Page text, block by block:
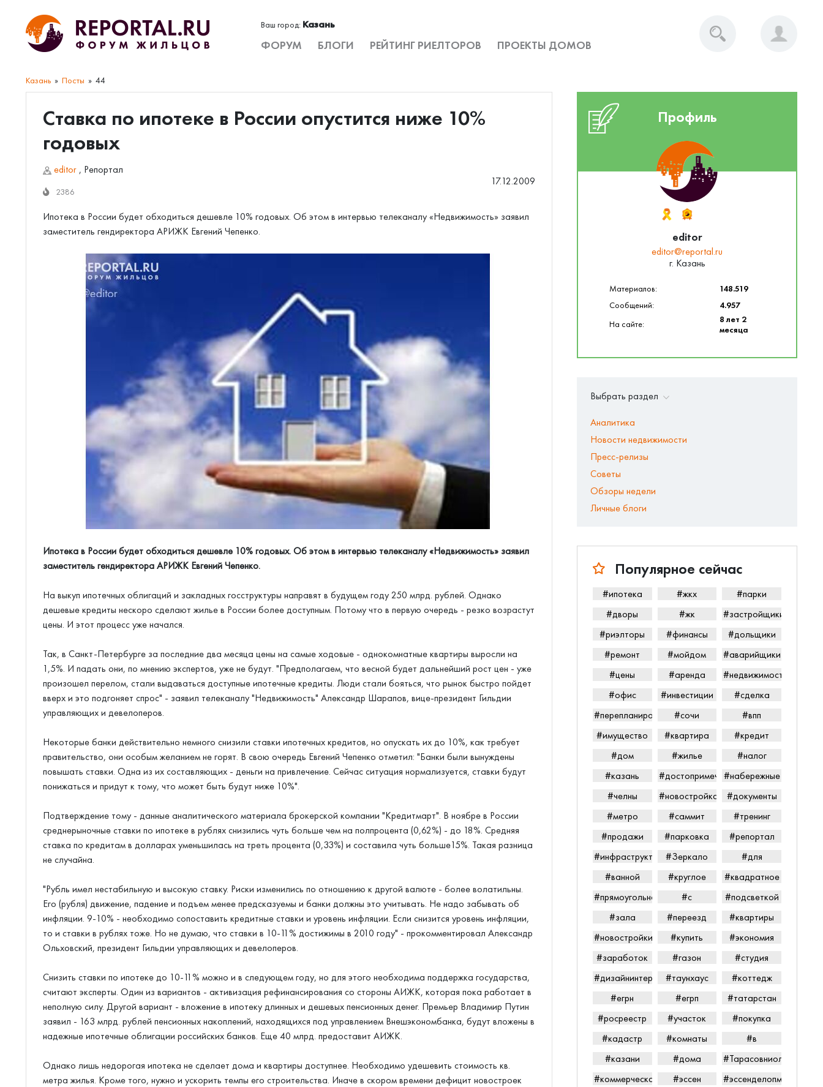
Ваш город: Казань
ФОРУМ БЛОГИ РЕЙТИНГ РИЕЛТОРОВ ПРОЕКТЫ ДОМОВ
Казань Посты 44
Ставка по ипотеке в России опустится ниже 10%
годовых
editor , Репортал
17.12.2009
2386
Ипотека в России будет обходиться дешевле 10% годовых. Об этом в интервью телеканалу «Недвижимость» заявил
заместитель гендиректора АРИЖК Евгений Чепенко.
Ипотека в России будет обходиться дешевле 10% годовых. Об этом в интервью телеканалу «Недвижимость» заявил
заместитель гендиректора АРИЖК Евгений Чепенко.
На выкуп ипотечных облигаций и закладных госструктуры направят в будущем году 250 млрд. рублей. Однако
дешевые кредиты нескоро сделают жилье в России более доступным. Потому что в первую очередь - резко возрастут
цены. И этот процесс уже начался.
Так, в Санкт-Петербурге за последние два месяца цены на самые ходовые - однокомнатные квартиры выросли на
1,5%. И падать они, по мнению экспертов, уже не будут. "Предполагаем, что весной будет дальнейший рост цен - уже
произошел перелом, стали выдаваться доступные ипотечные кредиты. Люди стали бояться, что рынок быстро пойдет
вверх и это подгоняет спрос" - заявил телеканалу "Недвижимость" Александр Шарапов, вице-президент Гильдии
управляющих и девелоперов.
Некоторые банки действительно немного снизили ставки ипотечных кредитов, но опускать их до 10%, как требует
правительство, они особым желанием не горят. В свою очередь Евгений Чепенко отметил: "Банки были вынуждены
повышать ставки. Одна из их составляющих - деньги на привлечение. Сейчас ситуация нормализуется, ставки будут
понижаться и придут к тому, что может быть будут ниже 10%".
Подтверждение тому - данные аналитического материала брокерской компании "Кредитмарт". В ноябре в России
среднерыночные ставки по ипотеке в рублях снизились чуть больше чем на полпроцента (0,62%) - до 18%. Средняя
ставка по кредитам в долларах уменьшилась на треть процента (0,33%) и составила чуть больше15%. Такая разница
не случайна.
"Рубль имел нестабильную и высокую ставку. Риски изменились по отношению к другой валюте - более волатильны.
Его (рубля) движение, падение и подъем менее предсказуемы и банки должны это учитывать. Не надо забывать об
инфляции. 9-10% - необходимо сопоставить кредитные ставки и уровень инфляции. Если снизится уровень инфляции,
то и ставки в рублях тоже. Но не думаю, что ставки в 10-11% достижимы в 2010 году" - прокомментировал Александр
Ольховский, президент Гильдии управляющих и девелоперов.
Снизить ставки по ипотеке до 10-11% можно и в следующем году, но для этого необходима поддержка государства,
считают эксперты. Один из вариантов - активизация рефинансирования со стороны АИЖК, которая пока работает в
неполную силу. Другой вариант - вложение в ипотеку длинных и дешевых пенсионных денег. Премьер Владимир Путин
заявил - 163 млрд. рублей пенсионных накоплений, находящихся под управлением Внешэкономбанка, будут вложены в
надежные ипотечные облигации российских банков. Еще 40 млрд. предоставит АИЖК.
Однако лишь недорогая ипотека не сделает дома и квартиры доступнее. Необходимо удешевить стоимость кв.
метра жилья. Кроме того, нужно и ускорить темпы его строительства. Иначе в скором времени дефицит новостроек
Профиль
editor
editor@reportal.ru
г. Казань
Материалов:
148.519
Сообщений:
4.957
На сайте:
8 лет 2
месяца
Выбрать раздел
Аналитика
Новости недвижимости
Пресс-релизы
Советы
Обзоры недели
Личные блоги
Популярное сейчас
#ипотека #жкх
#парки
#дворы
#жк
#застройщики
#риэлторы
#финансы
#дольщики
#ремонт
#мойдом
#аварийщики
#цены
#аренда
#недвижимость
#офис
#инвестиции
#сделка
#перепланировка
#сочи
#впп
#имущество
#квартира
#кредит
#дом
#жилье
#налог
#казань
#достопримечательности
#набережные
#челны
#новостройка
#документы
#метро
#саммит
#тренинг
#продажи
#парковка
#репортал
#инфраструктура#Зеркало
#для
#ванной
#круглое
#квадратное
#прямоугольное
#с
#подсветкой
#зала
#переезд
#квартиры
#новостройки
#купить
#экономия
#заработок
#газон
#студия
#дизайнинтерьера#таунхаус
#коттедж
#егрн
#егрп
#татарстан
#росреестр
#участок
#покупка
#кадастр
#комнаты
#в
#казани
#дома
#коммерческаянедвижимость
#эссен
#эссенделопмент